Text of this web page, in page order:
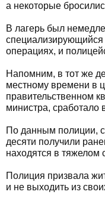
а некоторые
В лагерь был
специализирующийся
операциях, и
Напомним, в тот же
местному времени в
правительственном
министра, сработало
По данным полиции,
десяти получили
находятся в тяжелом
Полиция призвала
и не выходить из